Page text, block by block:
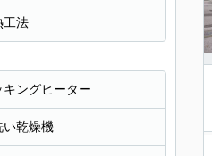
工法
キングヒーター
い乾燥機